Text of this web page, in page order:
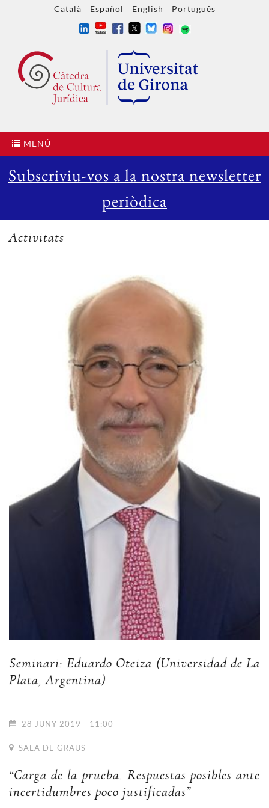
Català Español English Português
MENÚ
Subscriviu-vos a la nostra newsletter
periòdica
Activitats
Seminari: Eduardo Oteiza (Universidad de La
Plata, Argentina)
28 JUNY 2019 - 11:00
SALA DE GRAUS
“Carga de la prueba. Respuestas posibles ante
incertidumbres poco justificadas”